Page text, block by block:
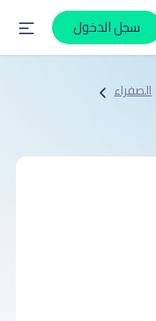
سجل الدخول
الصفراء